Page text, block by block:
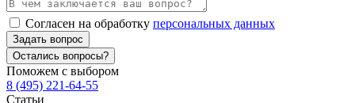
Согласен на обработку персональных данных
Задать вопрос
Остались вопросы?
Поможем с выбором
8 (495) 221-64-55
Статьи